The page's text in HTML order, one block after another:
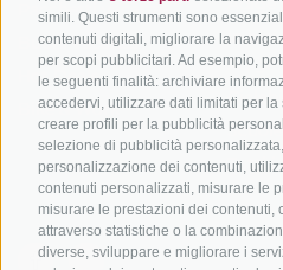
simili. Questi strumenti sono
contenuti digitali, migliorare la
per scopi pubblicitari. Ad esempio,
le seguenti finalità: archiviare
accedervi, utilizzare dati limitati per
creare profili per la pubblicità
selezione di pubblicità
personalizzazione dei contenuti,
contenuti personalizzati, misurare le
misurare le prestazioni dei contenuti,
attraverso statistiche o la
diverse, sviluppare e migliorare i
Pacchetti vacanze
Buoni vacanza
Hot Deals
Bike & Work
In bici
Adige
Tutti i